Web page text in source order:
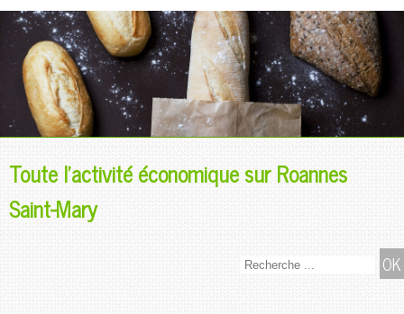
Toute l’activité économique sur Roannes
Saint-Mary